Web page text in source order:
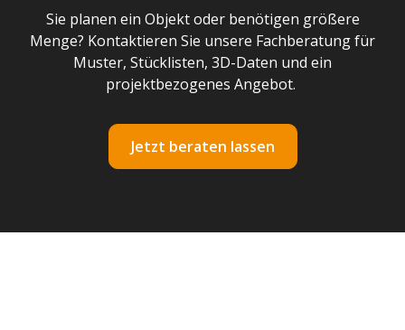
Sie planen ein Objekt oder benötigen größere
Menge? Kontaktieren Sie unsere Fachberatung für
Muster, Stücklisten, 3D-Daten und ein
projektbezogenes Angebot.
Jetzt beraten lassen